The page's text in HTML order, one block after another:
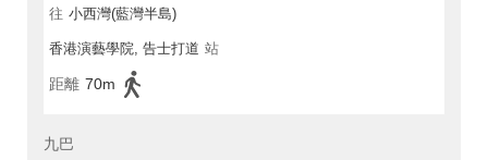
往 小西灣(藍灣半島)
香港演藝學院, 告士打道 站
距離 70m
九巴